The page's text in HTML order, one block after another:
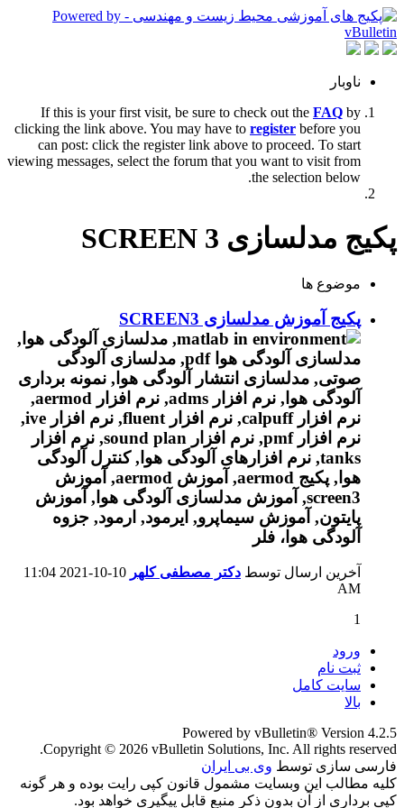
ناوبار
If this is your first visit, be sure to check out the FAQ by
clicking the link above. You may have to register before you
can post: click the register link above to proceed. To start
viewing messages, select the forum that you want to visit from
the selection below.
پکیج مدلسازی SCREEN 3
موضوع ها
پکیج آموزش مدلسازی SCREEN3
آخرین ارسال توسط دکتر مصطفی کلهر
11:04
AM
1
ورود
ثبت نام
سایت کامل
بالا
Powered by vBulletin® Version 4.2.5
Copyright © 2026 vBulletin Solutions, Inc. All rights reserved.
فارسی سازی توسط وی بی ایران
کلیه مطالب این وبسایت مشمول قانون کپی رایت بوده و هر گونه
کپی برداری از آن بدون ذکر منبع قابل پیگیری خواهد بود.